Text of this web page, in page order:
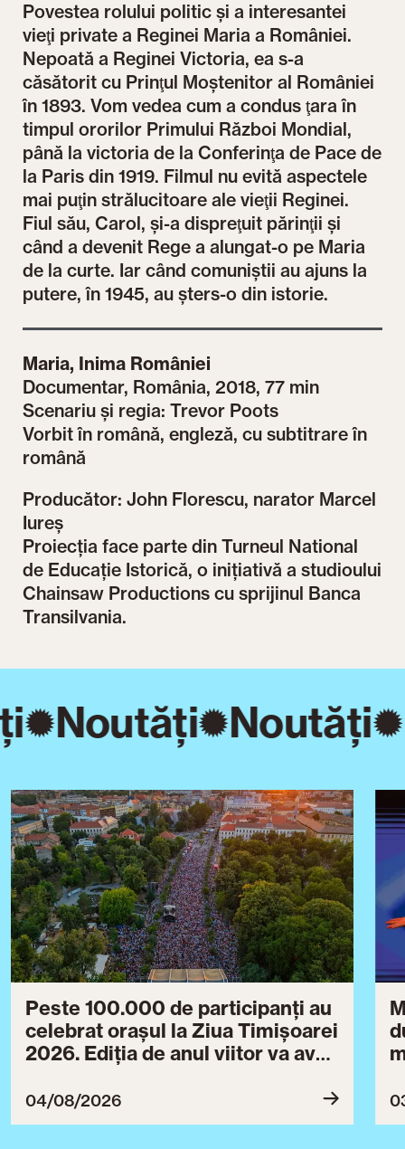
Povestea rolului politic şi a interesantei
vieţi private a Reginei Maria a României.
Nepoată a Reginei Victoria, ea s-a
căsătorit cu Prinţul Moştenitor al României
în 1893. Vom vedea cum a condus ţara în
timpul ororilor Primului Război Mondial,
până la victoria de la Conferinţa de Pace de
la Paris din 1919. Filmul nu evită aspectele
mai puţin strălucitoare ale vieţii Reginei.
Fiul său, Carol, şi-a dispreţuit părinţii şi
când a devenit Rege a alungat-o pe Maria
de la curte. Iar când comuniştii au ajuns la
putere, în 1945, au şters-o din istorie.
Maria, Inima României
Documentar, România, 2018, 77 min
Scenariu și regia: Trevor Poots
Vorbit în română, engleză, cu subtitrare în
română
Producător: John Florescu, narator Marcel
Iureș
Proiecția face parte din Turneul National
de Educație Istorică, o inițiativă a studioului
Chainsaw Productions cu sprijinul Banca
Transilvania.
Noutăți Noutăți
Peste 100.000 de participanți au
celebrat orașul la Ziua Timișoarei
2026. Ediția de anul viitor va avea
04/08/2026